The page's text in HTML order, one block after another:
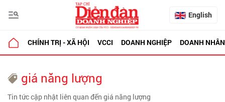
English
CHÍNH TRỊ - XÃ HỘI VCCI DOANH NGHIỆP DOANH NHÂN
giá năng lượng
Tin tức cập nhật liên quan đến giá năng lượng